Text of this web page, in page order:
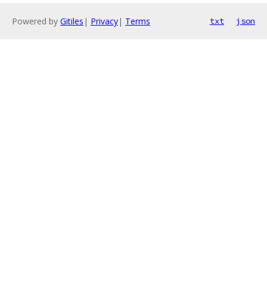
Powered by Gitiles | Privacy| Terms txt json